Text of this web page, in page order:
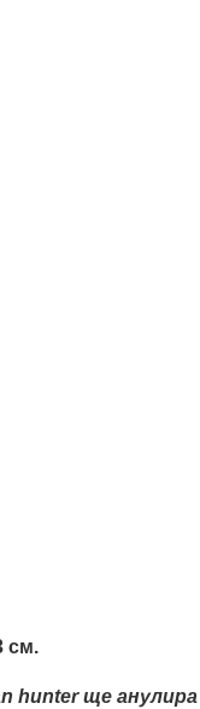
см.
hunter ще